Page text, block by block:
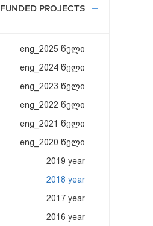
FUNDED PROJECTS
eng_2025 წელი
eng_2024 წელი
eng_2023 წელი
eng_2022 წელი
eng_2021 წელი
eng_2020 წელი
2019 year
2018 year
2017 year
2016 year